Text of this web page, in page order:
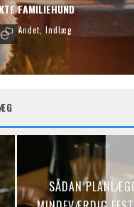
FAMILIEHUND
Andet Indlæg
SÅDAN